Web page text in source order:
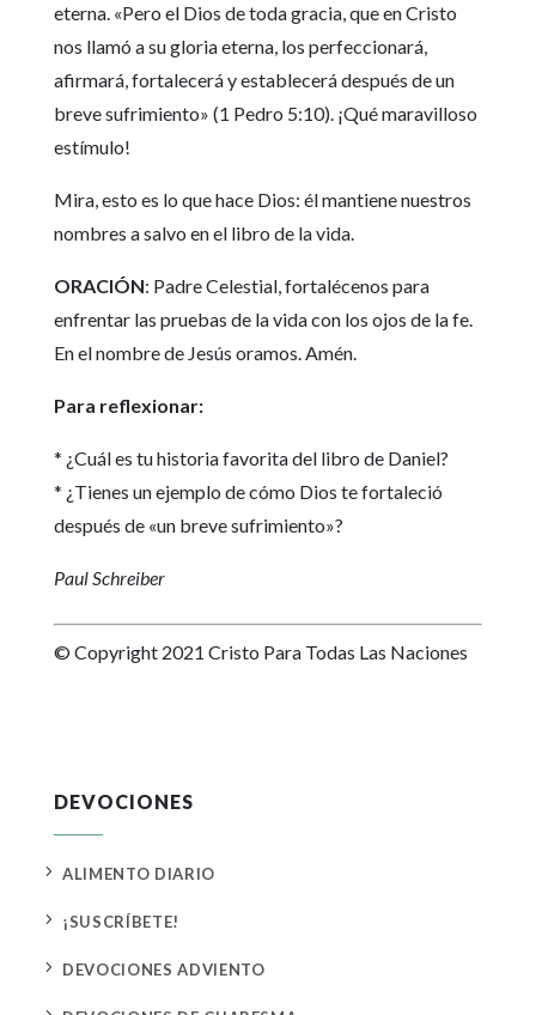
eterna. «Pero el Dios de toda gracia, que en Cristo
nos llamó a su gloria eterna, los perfeccionará,
afirmará, fortalecerá y establecerá después de un
breve sufrimiento» (1 Pedro 5:10). ¡Qué maravilloso
estímulo!
Mira, esto es lo que hace Dios: él mantiene nuestros
nombres a salvo en el libro de la vida.
ORACIÓN: Padre Celestial, fortalécenos para
enfrentar las pruebas de la vida con los ojos de la fe.
En el nombre de Jesús oramos. Amén.
Para reflexionar:
* ¿Cuál es tu historia favorita del libro de Daniel?
* ¿Tienes un ejemplo de cómo Dios te fortaleció
después de «un breve sufrimiento»?
Paul Schreiber
© Copyright 2021 Cristo Para Todas Las Naciones
DEVOCIONES
5 ALIMENTO DIARIO
5 ¡SUSCRÍBETE!
5 DEVOCIONES ADVIENTO